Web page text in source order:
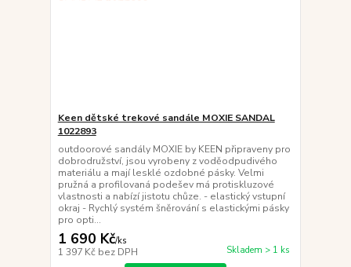
Keen dětské trekové sandále MOXIE SANDAL
1022893
outdoorové sandály MOXIE by KEEN připraveny pro
dobrodružství, jsou vyrobeny z voděodpudivého
materiálu a mají lesklé ozdobné pásky. Velmi
pružná a profilovaná podešev má protiskluzové
vlastnosti a nabízí jistotu chůze. - elastický vstupní
okraj - Rychlý systém šněrování s elastickými pásky
pro opti...
1 690 Kč/ks
1 397 Kč bez DPH Skladem > 1 ks